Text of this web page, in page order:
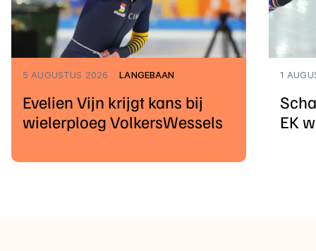
5 AUGUSTUS 2026 LANGEBAAN
Evelien Vijn krijgt kans bij
wielerploeg VolkersWessels
1
EK